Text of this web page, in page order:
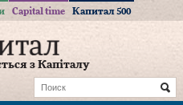
Capital time Капитал 500
з Капіталу